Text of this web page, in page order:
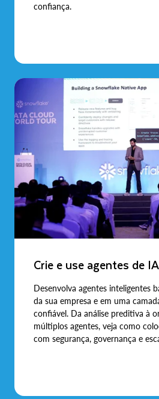
confiança.
Crie e use agentes de IA
Desenvolva agentes inteligentes
da sua empresa e em uma
confiável. Da análise preditiva à
múltiplos agentes, veja como
com segurança, governança e